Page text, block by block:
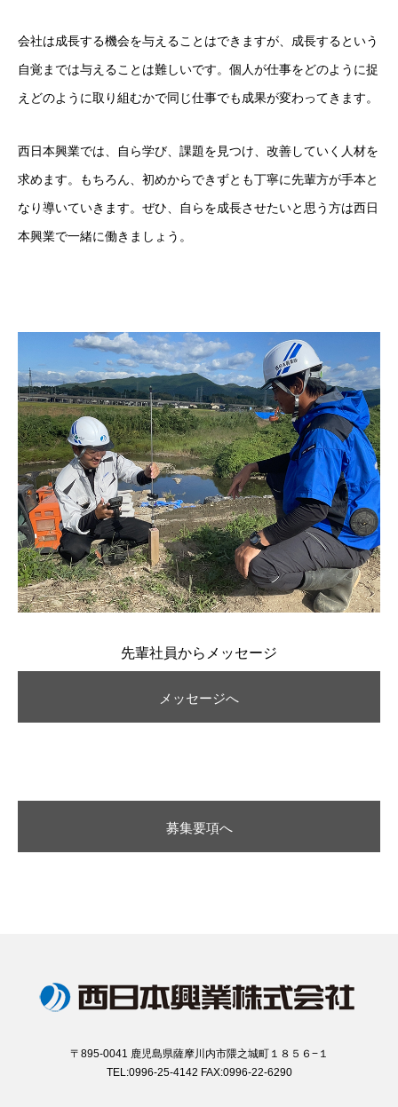
会社は成長する機会を与えることはできますが、成長するという
自覚までは与えることは難しいです。個人が仕事をどのように捉
えどのように取り組むかで同じ仕事でも成果が変わってきます。
西日本興業では、自ら学び、課題を見つけ、改善していく人材を
求めます。もちろん、初めからできずとも丁寧に先輩方が手本と
なり導いていきます。ぜひ、自らを成長させたいと思う方は西日
本興業で一緒に働きましょう。
先輩社員からメッセージ
メッセージへ
募集要項へ
〒895-0041 鹿児島県薩摩川内市隈之城町１８５６−１
TEL:0996-25-4142 FAX:0996-22-6290